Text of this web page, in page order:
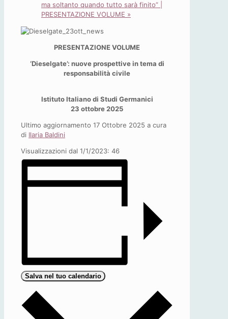
ma soltanto quando tutto sarà finito” |
PRESENTAZIONE VOLUME »
PRESENTAZIONE VOLUME
‘Dieselgate’: nuove prospettive in tema di
responsabilità civile
Istituto Italiano di Studi Germanici
23 ottobre 2025
Ultimo aggiornamento 17 Ottobre 2025 a cura
di Ilaria Baldini
Visualizzazioni dal 1/1/2023: 46
Salva nel tuo calendario